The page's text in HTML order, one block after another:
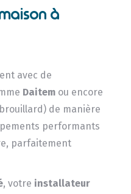
à
avec de
Daitemou encore
de manière
performants
parfaitement
, votre installateur